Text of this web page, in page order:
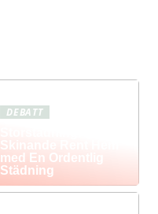
DEBATT
Skinande Rent Hem
med En Ordentlig
Städning